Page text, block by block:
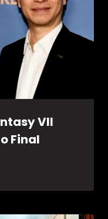
VII
Final